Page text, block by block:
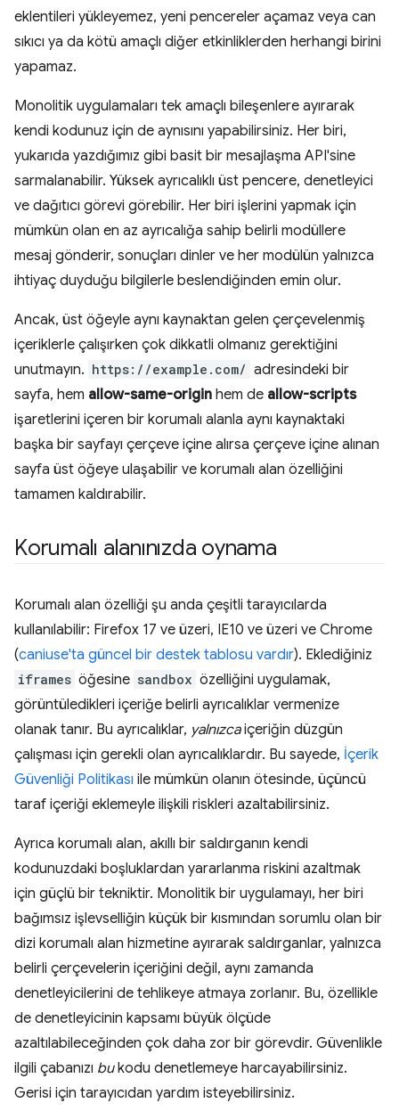
eklentileri yükleyemez, yeni pencereler açamaz veya can
sıkıcı ya da kötü amaçlı diğer etkinliklerden herhangi birini
yapamaz.
Monolitik uygulamaları tek amaçlı bileşenlere ayırarak
kendi kodunuz için de aynısını yapabilirsiniz. Her biri,
yukarıda yazdığımız gibi basit bir mesajlaşma API'sine
sarmalanabilir. Yüksek ayrıcalıklı üst pencere, denetleyici
ve dağıtıcı görevi görebilir. Her biri işlerini yapmak için
mümkün olan en az ayrıcalığa sahip belirli modüllere
mesaj gönderir, sonuçları dinler ve her modülün yalnızca
ihtiyaç duyduğu bilgilerle beslendiğinden emin olur.
Ancak, üst öğeyle aynı kaynaktan gelen çerçevelenmiş
içeriklerle çalışırken çok dikkatli olmanız gerektiğini
unutmayın. https://example.com/ adresindeki bir
sayfa, hem allow-same-origin hem de allow-scripts
işaretlerini içeren bir korumalı alanla aynı kaynaktaki
başka bir sayfayı çerçeve içine alırsa çerçeve içine alınan
sayfa üst öğeye ulaşabilir ve korumalı alan özelliğini
tamamen kaldırabilir.
Korumalı alanınızda oynama
Korumalı alan özelliği şu anda çeşitli tarayıcılarda
kullanılabilir: Firefox 17 ve üzeri, IE10 ve üzeri ve Chrome
(caniuse'ta güncel bir destek tablosu vardır). Eklediğiniz
iframes öğesine sandbox özelliğini uygulamak,
görüntüledikleri içeriğe belirli ayrıcalıklar vermenize
olanak tanır. Bu ayrıcalıklar, yalnızcaiçeriğin düzgün
çalışması için gerekli olan ayrıcalıklardır. Bu sayede, İçerik
Güvenliği Politikası ile mümkün olanın ötesinde, üçüncü
taraf içeriği eklemeyle ilişkili riskleri azaltabilirsiniz.
Ayrıca korumalı alan, akıllı bir saldırganın kendi
kodunuzdaki boşluklardan yararlanma riskini azaltmak
için güçlü bir tekniktir. Monolitik bir uygulamayı, her biri
bağımsız işlevselliğin küçük bir kısmından sorumlu olan bir
dizi korumalı alan hizmetine ayırarak saldırganlar, yalnızca
belirli çerçevelerin içeriğini değil, aynı zamanda
denetleyicilerini de tehlikeye atmaya zorlanır. Bu, özellikle
de denetleyicinin kapsamı büyük ölçüde
azaltılabileceğinden çok daha zor bir görevdir. Güvenlikle
ilgili çabanızı bukodu denetlemeye harcayabilirsiniz.
Gerisi için tarayıcıdan yardım isteyebilirsiniz.